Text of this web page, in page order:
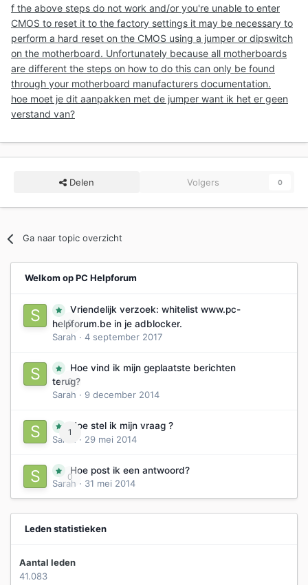
f the above steps do not work and/or you're unable to enter
CMOS to reset it to the factory settings it may be necessary to
perform a hard reset on the CMOS using a jumper or dipswitch
on the motherboard. Unfortunately because all motherboards
are different the steps on how to do this can only be found
through your motherboard manufacturers documentation.
hoe moet je dit aanpakken met de jumper want ik het er geen
verstand van?
Delen Volgers 0
Ga naar topic overzicht
Welkom op PC Helpforum
0
Vriendelijk verzoek: whitelist www.pc-
helpforum.be in je adblocker.
Sarah · 4 september 2017
0
Hoe vind ik mijn geplaatste berichten
terug?
Sarah · 9 december 2014
1
Hoe stel ik mijn vraag ?
Sarah
· 29 mei 2014
0
Hoe post ik een antwoord?
Sarah · 31 mei 2014
Leden statistieken
Aantal leden
41.083